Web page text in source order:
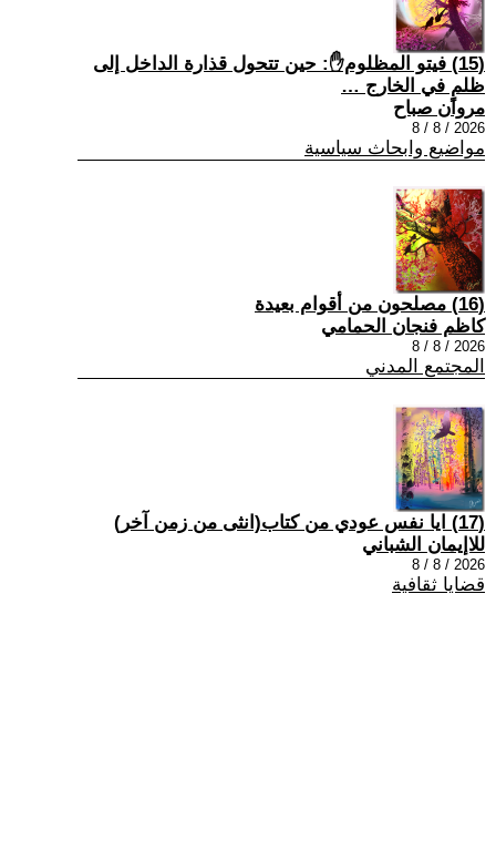
(15) فيتو المظلوم✋: حين تتحول قذارة الداخل إلى
ظلمٍ في الخارج …
مروان صباح
2026 / 8 / 8
مواضيع وابحاث سياسية
(16) مصلحون من أقوام بعيدة
كاظم فنجان الحمامي
2026 / 8 / 8
المجتمع المدني
(17) ايا نفس عودي من كتاب(انثى من زمن آخر)
للاإيمان الشباني
2026 / 8 / 8
قضايا ثقافية